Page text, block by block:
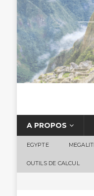
A PROPOS
EGYPTE
OUTILS DE CALCUL